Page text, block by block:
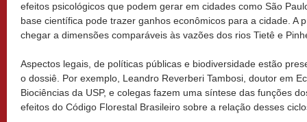
efeitos psicológicos que podem gerar em cidades como São
base científica pode trazer ganhos econômicos para a cidade. A
chegar a dimensões comparáveis às vazões dos rios Tietê e
Aspectos legais, de políticas públicas e biodiversidade estão
o dossiê. Por exemplo, Leandro Reverberi Tambosi, doutor em
Biociências da USP, e colegas fazem uma síntese das funções
efeitos do Código Florestal Brasileiro sobre a relação desses